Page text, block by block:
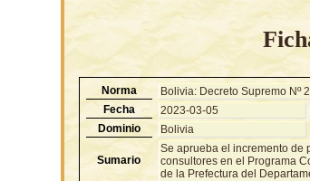
Norma
Bolivia: Decreto Supremo Nº
Fecha
2023-03-05
Dominio
Bolivia
Sumario
Se aprueba el incremento de
consultores en el Programa
de la Prefectura del